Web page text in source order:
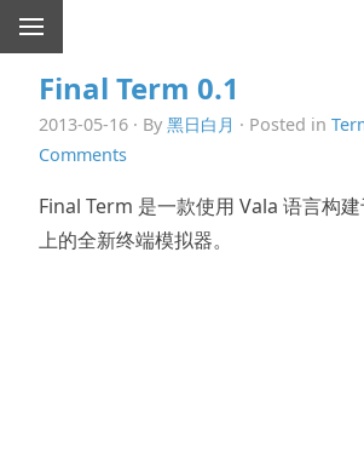
Final Term 0.1
2013-05-16 · By 黑日白月 · Posted in
Comments
Final Term 是一款使用 Vala 语言构
上的全新终端模拟器。